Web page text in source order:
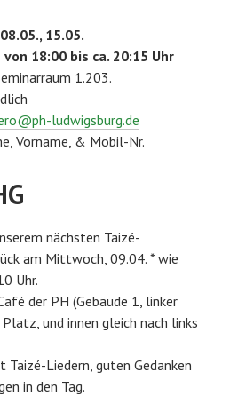
15.05.
18:00 bis ca. 20:15 Uhr
1.203.
ludwigsburg.de
Vorname, & Mobil-Nr.
nächsten Taizé-
am Mittwoch, 09.04. * wie
Uhr.
der PH (Gebäude 1, linker
und innen gleich nach links
Liedern, guten Gedanken
in den Tag.